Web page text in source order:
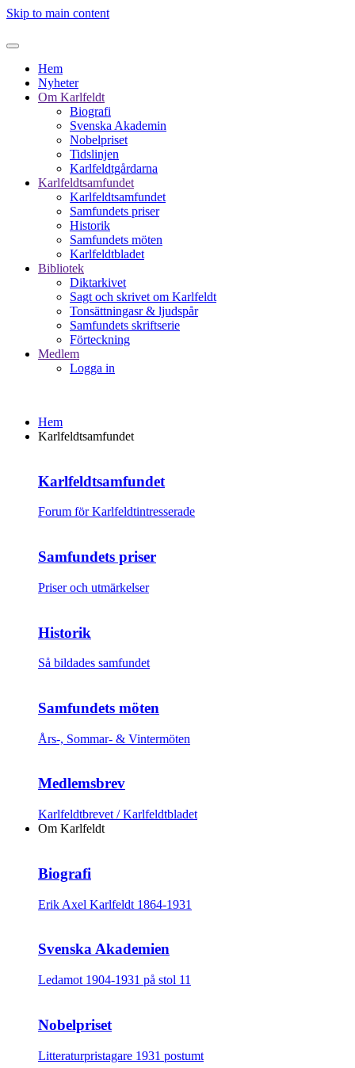
Skip to main content
Hem
Nyheter
Om Karlfeldt
Biografi
Svenska Akademin
Nobelpriset
Tidslinjen
Karlfeldtgårdarna
Karlfeldtsamfundet
Karlfeldtsamfundet
Samfundets priser
Historik
Samfundets möten
Karlfeldtbladet
Bibliotek
Diktarkivet
Sagt och skrivet om Karlfeldt
Tonsättningasr & ljudspår
Samfundets skriftserie
Förteckning
Medlem
Logga in
Hem
Karlfeldtsamfundet
Karlfeldtsamfundet
Forum för Karlfeldtintresserade
Samfundets priser
Priser och utmärkelser
Historik
Så bildades samfundet
Samfundets möten
Års-, Sommar- & Vintermöten
Medlemsbrev
Karlfeldtbrevet / Karlfeldtbladet
Om Karlfeldt
Biografi
Erik Axel Karlfeldt 1864-1931
Svenska Akademien
Ledamot 1904-1931 på stol 11
Nobelpriset
Litteraturpristagare 1931 postumt